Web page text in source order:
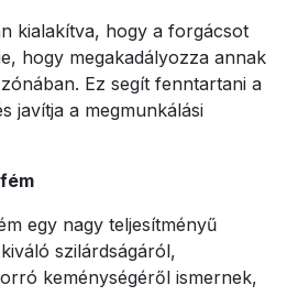
kialakítva, hogy a forgácsot
hogy megakadályozza annak
Ez segít fenntartani a
javítja a megmunkálási
egy nagy teljesítményű
szilárdságáról,
keménységéről ismernek,